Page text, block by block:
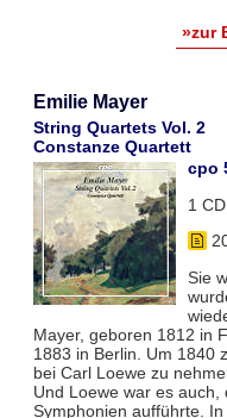
»zur
Emilie Mayer
String Quartets Vol. 2
Constanze Quartett
cpo
1
Sie
Mayer, geboren 1812 in
1883 in Berlin. Um 1840
bei Carl Loewe zu
Und Loewe war es
Symphonien aufführte.